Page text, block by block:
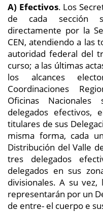
A) Efectivos. Los
de cada sección
directamente por la
CEN, atendiendo a las
autoridad federal del
curso; a las últimas
los alcances
Coordinaciones
Oficinas
delegados
titulares de sus
misma forma, cada
Distribución del Valle
tres delegados
delegados en sus
divisionales. A su vez,
representarán por un
de entre- el cuerpo e